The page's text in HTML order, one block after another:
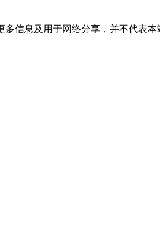
信息及用于网络分享，并不代表